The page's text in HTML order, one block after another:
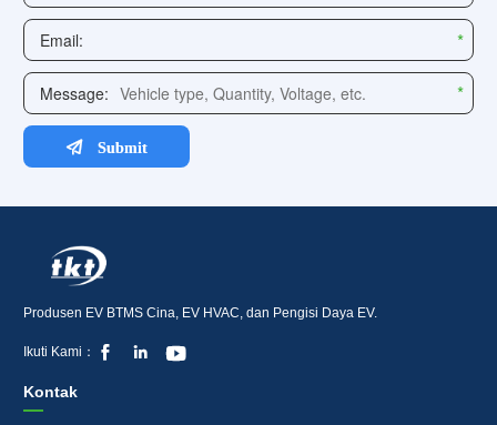
Produsen EV BTMS Cina, EV HVAC, dan Pengisi Daya EV.
Ikuti Kami：   
Kontak